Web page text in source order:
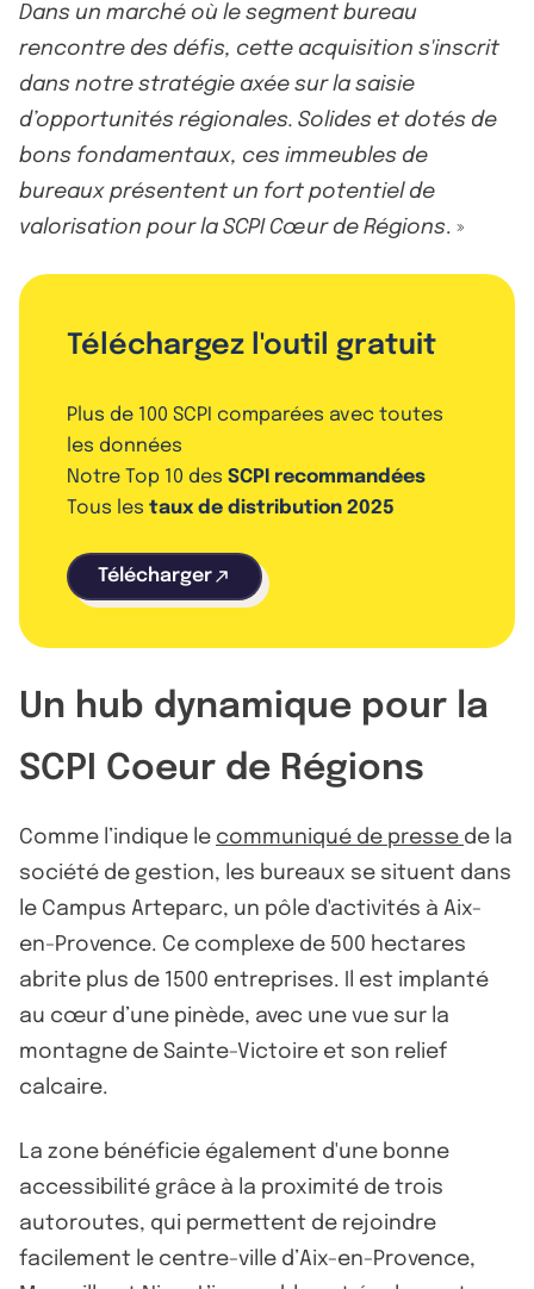
Dans un marché où le segment bureau
rencontre des défis, cette acquisition s'inscrit
dans notre stratégie axée sur la saisie
d’opportunités régionales. Solides et dotés de
bons fondamentaux, ces immeubles de
bureaux présentent un fort potentiel de
valorisation pour la SCPI Cœur de Régions. »
Téléchargez l'outil gratuit
Plus de 100 SCPI comparées avec toutes
les données
Notre Top 10 des SCPI recommandées
Tous les taux de distribution 2025
Télécharger
Un hub dynamique pour la
SCPI Coeur de Régions
Comme l’indique le communiqué de presse de la
société de gestion, les bureaux se situent dans
le Campus Arteparc, un pôle d'activités à Aix-
en-Provence. Ce complexe de 500 hectares
abrite plus de 1500 entreprises. Il est implanté
au cœur d’une pinède, avec une vue sur la
montagne de Sainte-Victoire et son relief
calcaire.
La zone bénéficie également d'une bonne
accessibilité grâce à la proximité de trois
autoroutes, qui permettent de rejoindre
facilement le centre-ville d’Aix-en-Provence,